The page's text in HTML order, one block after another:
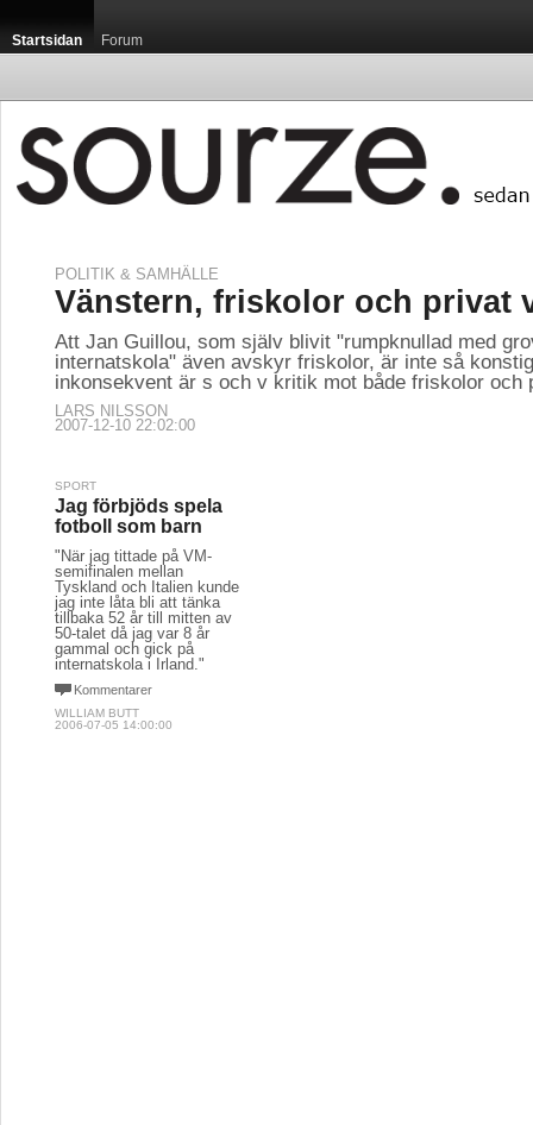
Startsidan Forum
POLITIK & SAMHÄLLE
Vänstern, friskolor och privat
Att Jan Guillou, som själv blivit "rumpknullad med
internatskola" även avskyr friskolor, är inte så
inkonsekvent är s och v kritik mot både friskolor och
LARS NILSSON
2007-12-10 22:02:00
SPORT
Jag förbjöds spela
fotboll som barn
"När jag tittade på VM-
semifinalen mellan
Tyskland och Italien kunde
jag inte låta bli att tänka
tillbaka 52 år till mitten av
50-talet då jag var 8 år
gammal och gick på
internatskola i Irland."
Kommentarer
WILLIAM BUTT
2006-07-05 14:00:00